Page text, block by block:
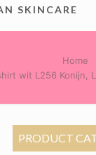
SKINCARE
Home
wit L256 Konijn,
PRODUCT